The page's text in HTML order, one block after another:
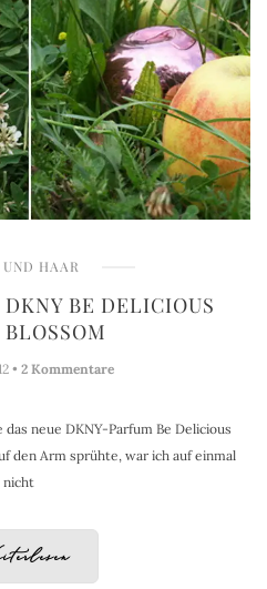
HAAR
BE DELICIOUS
• 2 Kommentare
neue DKNY-Parfum Be Delicious
den Arm sprühte, war ich auf einmal
nicht